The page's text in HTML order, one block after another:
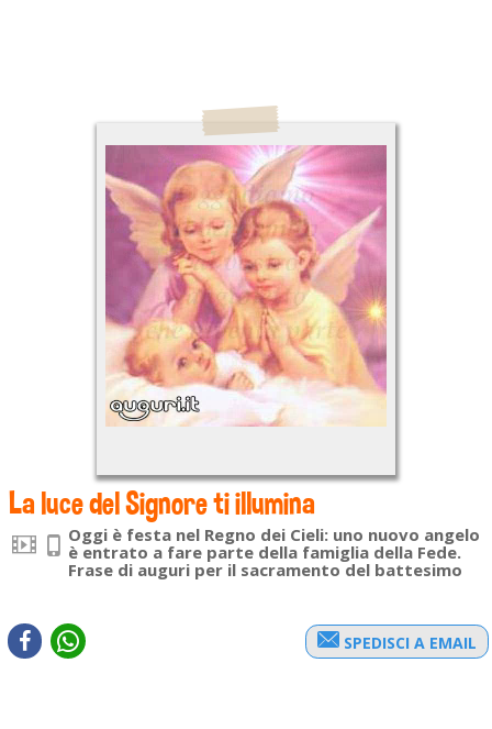
La luce del Signore ti illumina
Oggi è festa nel Regno dei Cieli: uno nuovo angelo
è entrato a fare parte della famiglia della Fede.
Frase di auguri per il sacramento del battesimo
SPEDISCI A EMAIL